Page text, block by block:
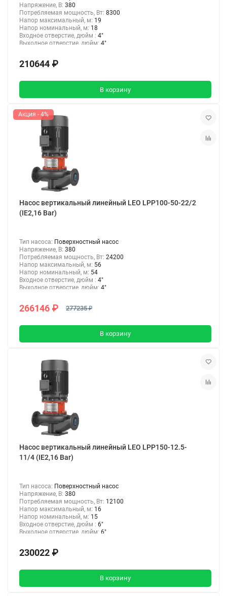
Напряжение, В: 380
Потребляемая мощность, Вт: 8300
Напор максимальный, м: 19
Напор номинальный, м: 18
Входное отверстие, дюйм : 4"
Выходное отверстие, дюйм: 4"
210644 ₽
В корзину
Акция - 4%
Насос вертикальный линейный LEO LPP100-50-22/2
(IE2,16 Bar)
Тип насоса: Поверхностный насос
Напряжение, В: 380
Потребляемая мощность, Вт: 24200
Напор максимальный, м: 56
Напор номинальный, м: 54
Входное отверстие, дюйм : 4"
Выходное отверстие, дюйм: 4"
266146 ₽ 277235 ₽
В корзину
Насос вертикальный линейный LEO LPP150-12.5-
11/4 (IE2,16 Bar)
Тип насоса: Поверхностный насос
Напряжение, В: 380
Потребляемая мощность, Вт: 12100
Напор максимальный, м: 16
Напор номинальный, м: 15
Входное отверстие, дюйм : 6"
Выходное отверстие, дюйм: 6"
230022 ₽
В корзину